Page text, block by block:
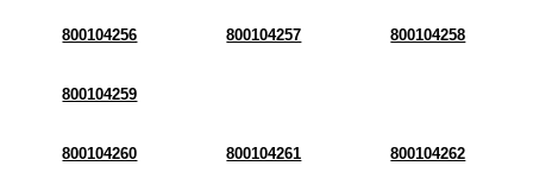
800104256 800104257 800104258
800104259
800104260 800104261 800104262